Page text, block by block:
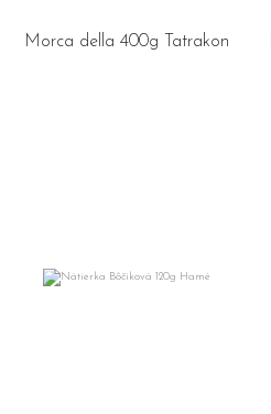
Morca della 400g Tatrakon